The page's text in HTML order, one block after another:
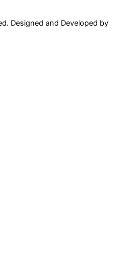
Designed and Developed by